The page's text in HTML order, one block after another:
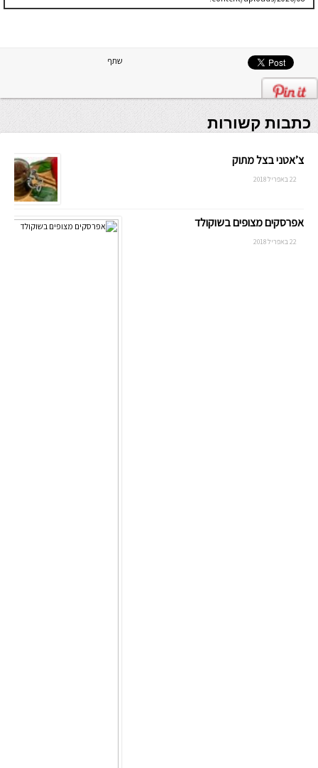
יש לבדוק
שתף
כתבות קשורות
צ’אטני בצל מתוק
22 באפריל 2018
אפרסקים מצופים בשוקולד
22 באפריל 2018